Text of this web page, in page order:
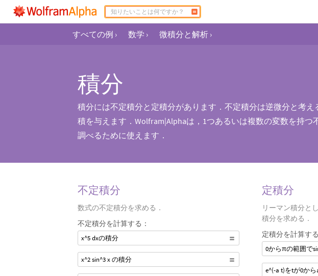
すべての例 › 数学 › 微積分と解析 ›
積分
積分には不定積分と定積分があります．不定積分は逆微分と考
積を与えます．Wolfram|Alphaは，1つあるいは複数の変数を持
調べるために使えます．
不定積分
数式の不定積分を求める．
不定積分を計算する：
x^5 dxの積分
x^2 sin^3 x の積分
定積分
リーマン積分と
積分を求める．
定積分を計算する
0からπの範囲で
e^(-a t)をtが0か